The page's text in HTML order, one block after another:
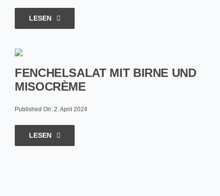
LESEN
FENCHELSALAT MIT BIRNE UND
MISOCRÈME
Published On: 2. April 2024
LESEN